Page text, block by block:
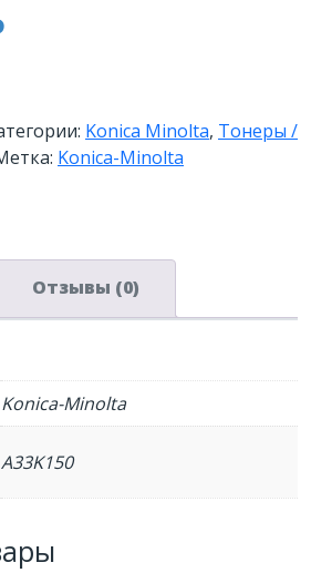
Konica Minolta, Тонеры /
Konica-Minolta
Отзывы (0)
Konica-Minolta
A33K150